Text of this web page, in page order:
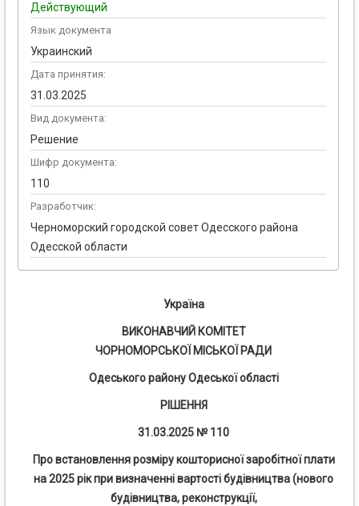
Действующий
Язык документа
Украинский
Дата принятия:
31.03.2025
Вид документа:
Решение
Шифр документа:
110
Разработчик:
Черноморский городской совет Одесского района
Одесской области
Україна
ВИКОНАВЧИЙ КОМІТЕТ
ЧОРНОМОРСЬКОЇ МІСЬКОЇ РАДИ
Одеського району Одеської області
РІШЕННЯ
31 .03.2025 № 110
Про встановлення розміру кошторисної заробітної плати
на 2025 рік при визначенні вартості будівництва (нового
будівництва, реконструкції,